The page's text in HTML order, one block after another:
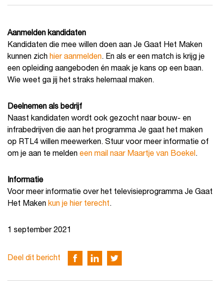
Aanmelden kandidaten
Kandidaten die mee willen doen aan Je Gaat Het Maken
kunnen zich hier aanmelden. En als er een match is krijg je
een opleiding aangeboden én maak je kans op een baan.
Wie weet ga jij het straks helemaal maken.
Deelnemen als bedrijf
Naast kandidaten wordt ook gezocht naar bouw- en
infrabedrijven die aan het programma Je gaat het maken
op RTL4 willen meewerken. Stuur voor meer informatie of
om je aan te melden een mail naar Maartje van Boekel .
Informatie
Voor meer informatie over het televisieprogramma Je Gaat
Het Maken kun je hier terecht.
1 september 2021
Deel dit bericht